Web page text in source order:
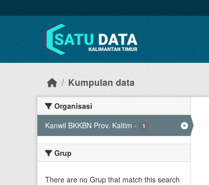
Kumpulan data
Organisasi
Kanwil BKKBN Prov. Kaltim - 1
Grup
There are no Grup that match this search